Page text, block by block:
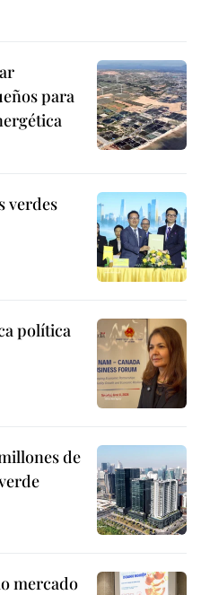
para
verdes
política
de
mercado